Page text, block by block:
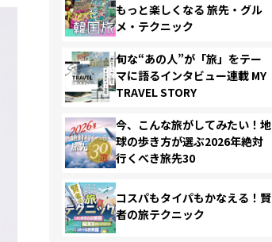
もっと楽しくなる 旅先・グル
メ・テクニック
旬な“あの人”が「旅」をテー
マに語るインタビュー連載 MY
TRAVEL STORY
今、こんな旅がしてみたい！地
球の歩き方が選ぶ2026年絶対
行くべき旅先30
コスパもタイパもかなえる！賢
者の旅テクニック